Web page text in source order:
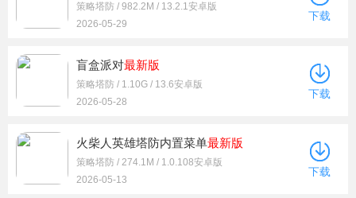
策略塔防 / 982.2M / 13.2.1安卓版
2026-05-29
下载
盲盒派对最新版
策略塔防 / 1.10G / 13.6安卓版
2026-05-28
下载
火柴人英雄塔防内置菜单最新版
策略塔防 / 274.1M / 1.0.108安卓版
2026-05-13
下载